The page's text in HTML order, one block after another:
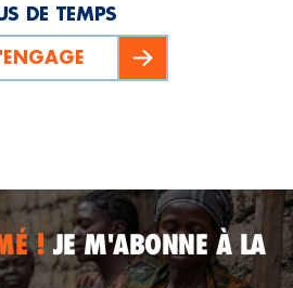
DE TEMPS
!JE M'ABONNE À LA